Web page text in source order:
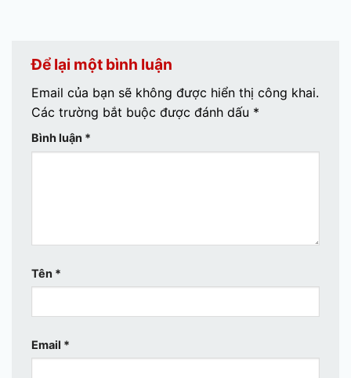
Để lại một bình luận
Email của bạn sẽ không được hiển thị công khai.
Các trường bắt buộc được đánh dấu *
Bình luận *
Tên *
Email *